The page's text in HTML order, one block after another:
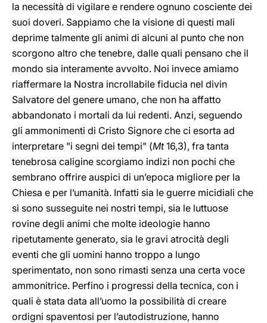
la necessità di vigilare e rendere ognuno cosciente dei
suoi doveri. Sappiamo che la visione di questi mali
deprime talmente gli animi di alcuni al punto che non
scorgono altro che tenebre, dalle quali pensano che il
mondo sia interamente avvolto. Noi invece amiamo
riaffermare la Nostra incrollabile fiducia nel divin
Salvatore del genere umano, che non ha affatto
abbandonato i mortali da lui redenti. Anzi, seguendo
gli ammonimenti di Cristo Signore che ci esorta ad
interpretare "i segni dei tempi" (Mt16,3), fra tanta
tenebrosa caligine scorgiamo indizi non pochi che
sembrano offrire auspici di un’epoca migliore per la
Chiesa e per l’umanità. Infatti sia le guerre micidiali che
si sono susseguite nei nostri tempi, sia le luttuose
rovine degli animi che molte ideologie hanno
ripetutamente generato, sia le gravi atrocità degli
eventi che gli uomini hanno troppo a lungo
sperimentato, non sono rimasti senza una certa voce
ammonitrice. Perfino i progressi della tecnica, con i
quali è stata data all’uomo la possibilità di creare
ordigni spaventosi per l’autodistruzione, hanno